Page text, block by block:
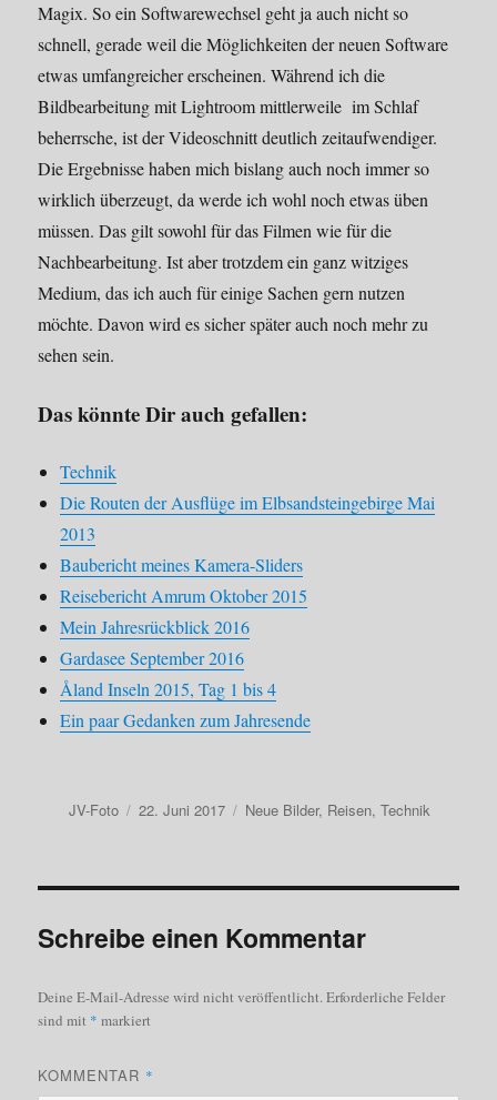
Magix. So ein Softwarewechsel geht ja auch nicht so
schnell, gerade weil die Möglichkeiten der neuen Software
etwas umfangreicher erscheinen. Während ich die
Bildbearbeitung mit Lightroom mittlerweile im Schlaf
beherrsche, ist der Videoschnitt deutlich zeitaufwendiger.
Die Ergebnisse haben mich bislang auch noch immer so
wirklich überzeugt, da werde ich wohl noch etwas üben
müssen. Das gilt sowohl für das Filmen wie für die
Nachbearbeitung. Ist aber trotzdem ein ganz witziges
Medium, das ich auch für einige Sachen gern nutzen
möchte. Davon wird es sicher später auch noch mehr zu
sehen sein.
Das könnte Dir auch gefallen:
Technik
Die Routen der Ausflüge im Elbsandsteingebirge Mai
2013
Baubericht meines Kamera-Sliders
Reisebericht Amrum Oktober 2015
Mein Jahresrückblick 2016
Gardasee September 2016
Åland Inseln 2015, Tag 1 bis 4
Ein paar Gedanken zum Jahresende
Autor
JV-Foto
Veröffentlicht
22. Juni 2017 Kategorien
Neue Bilder, Reisen,Technik
Schreibe einen Kommentar
Deine E-Mail-Adresse wird nicht veröffentlicht. Erforderliche Felder
sind mit * markiert
KOMMENTAR *